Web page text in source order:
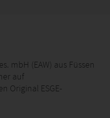
mbH (EAW) aus Füssen
auf
Original ESGE-